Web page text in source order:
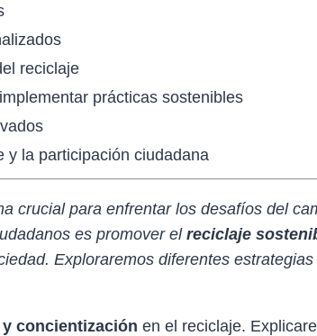
reciclaje
prácticas sostenibles
y la participación ciudadana
crucial para enfrentar los desafíos del
es promover el reciclaje
Exploraremos diferentes
concientización en el reciclaje.